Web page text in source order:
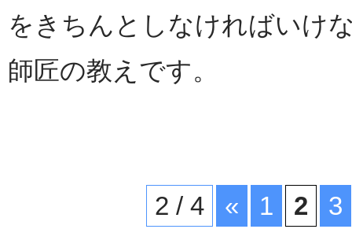
をきちんとしなければいけ
師匠の教えです。
2 / 4 « 1 2 3